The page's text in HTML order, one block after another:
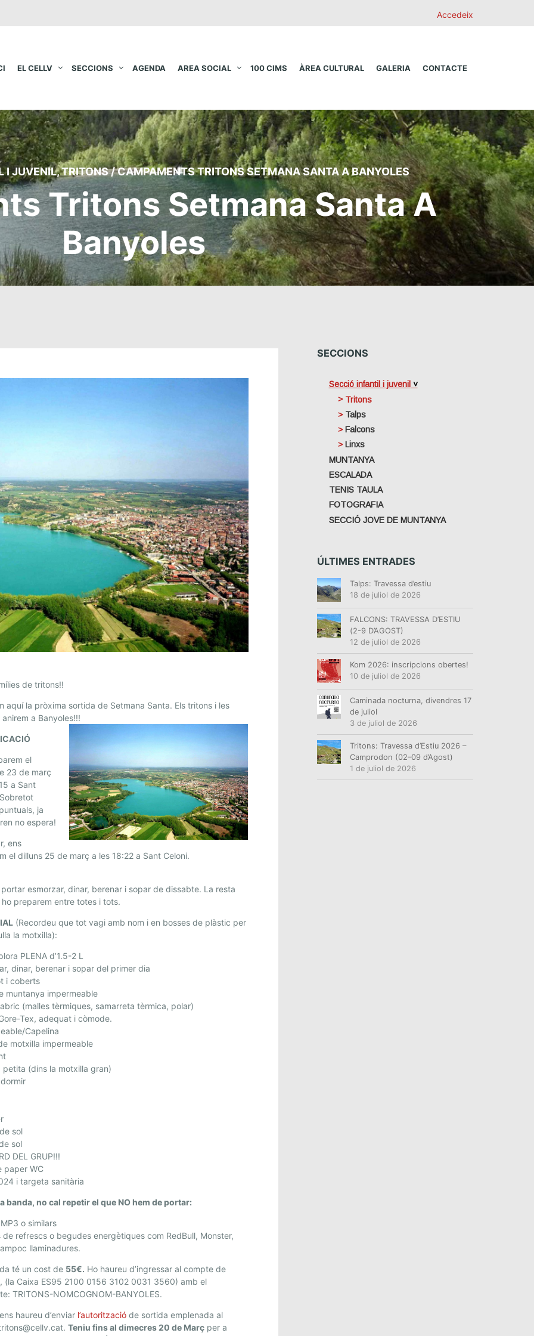
Accedeix
EL CELLV SECCIONS AGENDA AREA SOCIAL 100 CIMS ÀREA CULTURAL GALERIA CONTACTE
I JUVENIL,TRITONS/CAMPAMENTS TRITONS SETMANA SANTA A BANYOLES
Tritons Setmana Santa A
Banyoles
de tritons!!
aquí la pròxima sortida de Setmana Santa. Els tritons i les
a Banyoles!!!
el
23 de març
a Sant
ja
no espera!
ens
el dilluns 25 de març a les 18:22 a Sant Celoni.
esmorzar, dinar, berenar i sopar de dissabte. La resta
ho preparem entre totes i tots.
(Recordeu que tot vagi amb nom i en bosses de plàstic per
la motxilla):
PLENA d’1.5-2 L
dinar, berenar i sopar del primer dia
i coberts
muntanya impermeable
(malles tèrmiques, samarreta tèrmica, polar)
Tex, adequat i còmode.
Capelina
motxilla impermeable
petita (dins la motxilla gran)
sol
sol
DEL GRUP!!!
paper WC
i targeta sanitària
banda, no cal repetir el que NO hem de portar:
o similars
de refrescs o begudes energètiques com RedBull, Monster,
llaminadures.
té un cost de 55€. Ho haureu d’ingressar al compte de
(la Caixa ES95 2100 0156 3102 0031 3560) amb el
TRITONS-NOMCOGNOM-BANYOLES.
haureu d’enviar l’autorització de sortida emplenada al
Teniu fins al dimecres 20 de Març per a
SECCIONS
Secció infantil i juvenil
Tritons
Talps
Falcons
Linxs
MUNTANYA
ESCALADA
TENIS TAULA
FOTOGRAFIA
SECCIÓ JOVE DE MUNTANYA
ÚLTIMES ENTRADES
Talps: Travessa d’estiu
18 de juliol de 2026
FALCONS: TRAVESSA D’ESTIU
(2-9 D’AGOST)
12 de juliol de 2026
Kom 2026: inscripcions obertes!
10 de juliol de 2026
Caminada nocturna, divendres 17
de juliol
3 de juliol de 2026
Tritons: Travessa d’Estiu 2026 –
Camprodon (02–09 d’Agost)
1 de juliol de 2026